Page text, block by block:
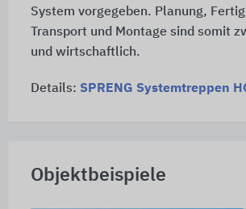
System vorgegeben. Planung,
Transport und Montage sind somit
und wirtschaftlich.
Details: SPRENG Systemtreppen
Objektbeispiele